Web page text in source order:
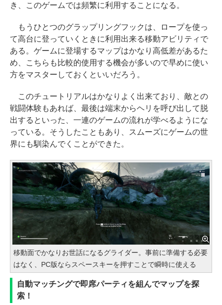
き、このゲームでは頻繁に利用することになる。
もうひとつのグラップリングフックは、ロープを使っ
て高台に登っていくときに利用出来る移動アビリティで
ある。ゲームに登場するマップはかなり高低差があるた
め、こちらも比較的使用する機会が多いので早めに使い
方をマスターしておくといいだろう。
このチュートリアルはかなりよく出来ており、敵との
戦闘体験もあれば、最後は端末からヘリを呼び出して脱
出するといった、一連のゲームの流れが学べるようにな
っている。そうしたこともあり、スムーズにゲームの世
界にも馴染んでくことができた。
移動面でかなりお世話になるグライダー。事前に準備する必要
はなく、PC版ならスペースキーを押すことで瞬時に使える
自動マッチングで即席パーティを組んでマップを探
索！